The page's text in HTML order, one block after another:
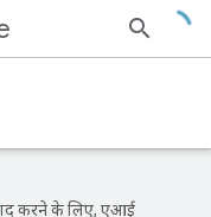
करने के लिए, एआई